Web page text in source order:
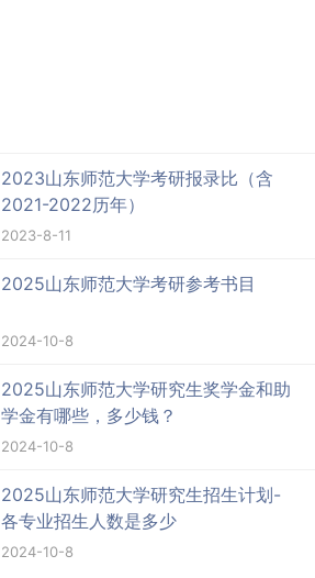
2023山东师范大学考研报录比（含
2021-2022历年）
2023-8-11
2025山东师范大学考研参考书目
2024-10-8
2025山东师范大学研究生奖学金和助
学金有哪些，多少钱？
2024-10-8
2025山东师范大学研究生招生计划-
各专业招生人数是多少
2024-10-8